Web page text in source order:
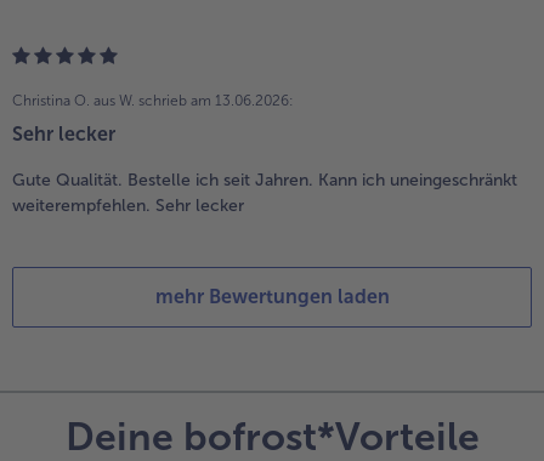
Christina O. aus W. schrieb am 13.06.2026:
Sehr lecker
Gute Qualität. Bestelle ich seit Jahren. Kann ich uneingeschränkt
weiterempfehlen. Sehr lecker
mehr Bewertungen laden
Deine bofrost*Vorteile